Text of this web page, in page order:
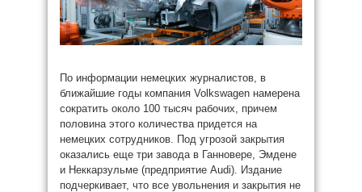
По информации немецких журналистов, в
ближайшие годы компания Volkswagen намерена
сократить около 100 тысяч рабочих, причем
половина этого количества придется на
немецких сотрудников. Под угрозой закрытия
оказались еще три завода в Ганновере, Эмдене
и Неккарзульме (предприятие Audi). Издание
подчеркивает, что все увольнения и закрытия не